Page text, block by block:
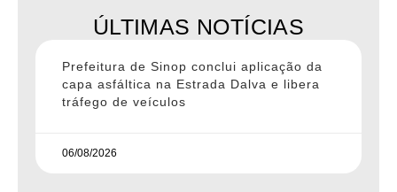
ÚLTIMAS NOTÍCIAS
Prefeitura de Sinop conclui aplicação da
capa asfáltica na Estrada Dalva e libera
tráfego de veículos
06/08/2026